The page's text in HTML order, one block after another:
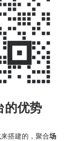
的优势
搭建的，聚合场